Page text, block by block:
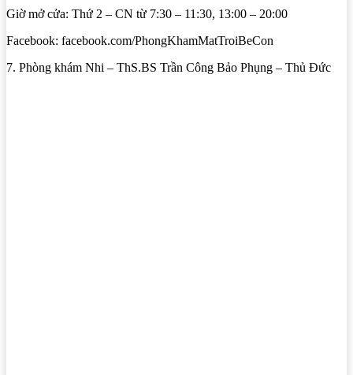
Giờ mở cửa: Thứ 2 – CN từ 7:30 – 11:30, 13:00 – 20:00
Facebook: facebook.com/PhongKhamMatTroiBeCon
7. Phòng khám Nhi – ThS.BS Trần Công Bảo Phụng – Thủ Đức